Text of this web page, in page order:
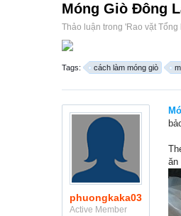
Móng Giò Đông
Thảo luận trong 'Rao vặt Tổng
Tags: cách làm móng giò
phuongkaka03
Active Member
ăn